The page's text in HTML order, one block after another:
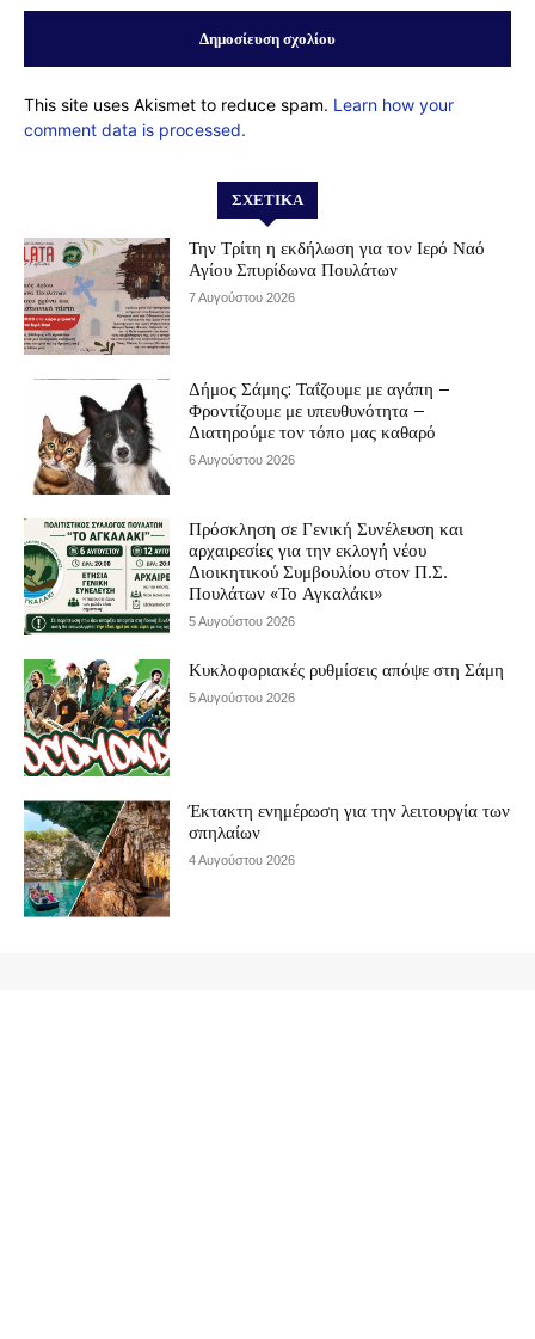
This site uses Akismet to reduce spam. Learn how your
comment data is processed.
ΣΧΕΤΙΚΆ
Την Τρίτη η εκδήλωση για τον Ιερό Ναό
Αγίου Σπυρίδωνα Πουλάτων
7 Αυγούστου 2026
Δήμος Σάμης: Ταΐζουμε με αγάπη –
Φροντίζουμε με υπευθυνότητα –
Διατηρούμε τον τόπο μας καθαρό
6 Αυγούστου 2026
Πρόσκληση σε Γενική Συνέλευση και
αρχαιρεσίες για την εκλογή νέου
Διοικητικού Συμβουλίου στον Π.Σ.
Πουλάτων «Το Αγκαλάκι»
5 Αυγούστου 2026
Κυκλοφοριακές ρυθμίσεις απόψε στη Σάμη
5 Αυγούστου 2026
Έκτακτη ενημέρωση για την λειτουργία των
σπηλαίων
4 Αυγούστου 2026